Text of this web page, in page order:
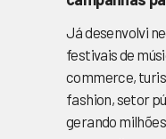
Já desenvolvi
festivais de
commerce,
fashion, setor
gerando